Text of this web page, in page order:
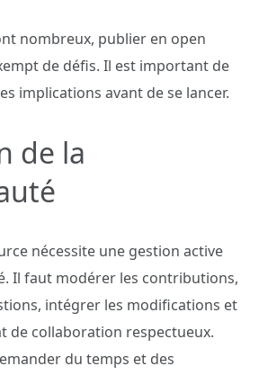
nombreux, publier en open
de défis. Il est important de
implications avant de se lancer.
de la
nécessite une gestion active
Il faut modérer les contributions,
intégrer les modifications et
de collaboration respectueux.
du temps et des